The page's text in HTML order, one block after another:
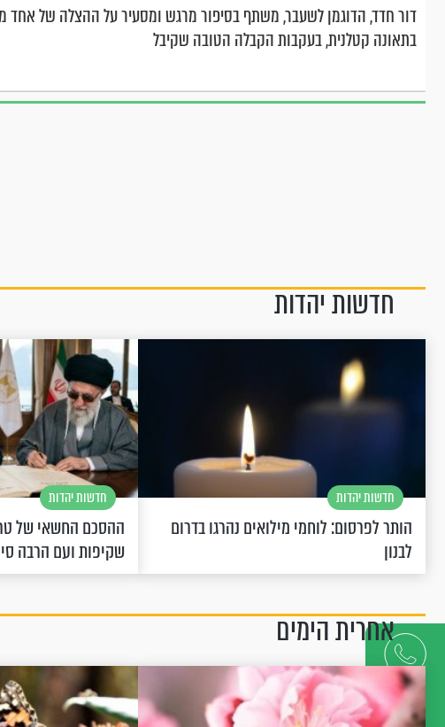
דברו
איתנו
דור חדד, הדוגמן לשעבר, משתף בסיפור מרגש ומסעיר על ההצלה של אחד
בתאונה קטלנית, בעקבות הקבלה הטובה שקיבל
חדשות יהדות
חדשות יהדות
הותר לפרסום: לוחמי מילואים נהרגו בדרום
לבנון
חדשות יהדות
ההסכם החשאי של
שקיפות ועם הרבה
אחרית הימים